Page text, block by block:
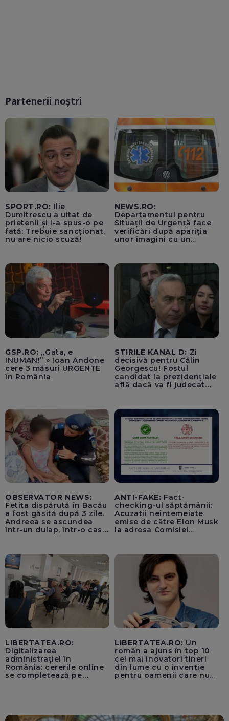
Partenerii noștri
SPORT.RO: Ilie
Dumitrescu a uitat de
prietenii și i-a spus-o pe
față: Trebuie sancționat,
nu are nicio scuză!
NEWS.RO:
Departamentul pentru
Situații de Urgență face
verificări după apariția
unor imagini cu un
pentru cumpărături în
timp ce transporta un
pacient către spital
GSP.RO: „Gata, e
INUMAN!” » Ioan Andone
cere 3 măsuri URGENTE
în România
STIRILE KANAL D: Zi
decisivă pentru Călin
Georgescu! Fostul
candidat la prezidențiale
află dacă va fi judecat
OBSERVATOR NEWS:
Fetița dispărută în Bacău
a fost găsită după 3 zile.
Andreea se ascundea
într-un dulap, într-o casă
ANTI-FAKE: Fact-
checking-ul săptămânii:
Acuzații neîntemeiate
emise de către Elon Musk
la adresa Comisiei
pentru instaurarea
„cenzurii” pe platforma X
LIBERTATEA.RO:
Digitalizarea
administrației în
România: cererile online
se completează pe
LIBERTATEA.RO: Un
român a ajuns în top 10
cei mai inovatori tineri
din lume cu o invenție
pentru oamenii care nu